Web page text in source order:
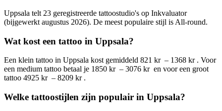
Uppsala telt 23 geregistreerde tattoostudio's op Inkvaluator
(bijgewerkt augustus 2026). De meest populaire stijl is All-round.
Wat kost een tattoo in Uppsala?
Een klein tattoo in Uppsala kost gemiddeld 821 kr – 1368 kr . Voor
een medium tattoo betaal je 1850 kr – 3076 kr en voor een groot
tattoo 4925 kr – 8209 kr .
Welke tattoostijlen zijn populair in Uppsala?